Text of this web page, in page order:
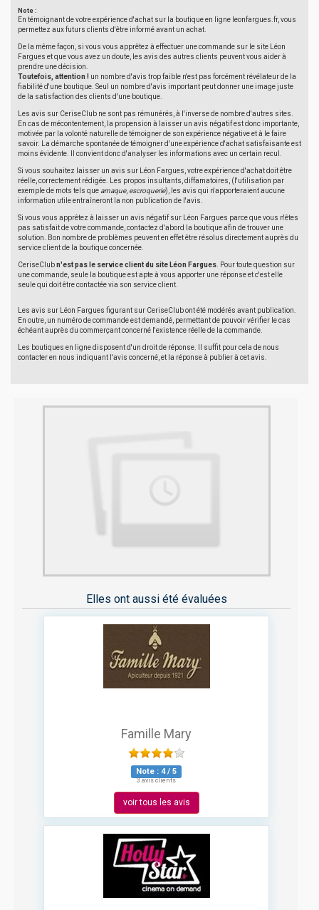
Note :
En témoignant de votre expérience d'achat sur la boutique en ligne leonfargues.fr, vous
permettez aux futurs clients d'être informé avant un achat.
De la même façon, si vous vous apprêtez à effectuer une commande sur le site Léon
Fargues et que vous avez un doute, les avis des autres clients peuvent vous aider à
prendre une décision.
Toutefois, attention ! un nombre d'avis trop faible n'est pas forcément révélateur de la
fiabilité d'une boutique. Seul un nombre d'avis important peut donner une image juste
de la satisfaction des clients d'une boutique.
Les avis sur CeriseClub ne sont pas rémunérés, à l'inverse de nombre d'autres sites.
En cas de mécontentement, la propension à laisser un avis négatif est donc importante,
motivée par la volonté naturelle de témoigner de son expérience négative et à le faire
savoir. La démarche spontanée de témoigner d'une expérience d'achat satisfaisante est
moins évidente. Il convient donc d'analyser les informations avec un certain recul.
Si vous souhaitez laisser un avis sur Léon Fargues, votre expérience d'achat doit être
réelle, correctement rédigée. Les propos insultants, diffamatoires, (l'utilisation par
exemple de mots tels que arnaque, escroquerie), les avis qui n'apporteraient aucune
information utile entraîneront la non publication de l'avis.
Si vous vous apprêtez à laisser un avis négatif sur Léon Fargues parce que vous n'êtes
pas satisfait de votre commande, contactez d'abord la boutique afin de trouver une
solution. Bon nombre de problèmes peuvent en effet être résolus directement auprès du
service client de la boutique concernée.
CeriseClubn'est pas le service client du site Léon Fargues . Pour toute question sur
une commande, seule la boutique est apte à vous apporter une réponse et c'est elle
seule qui doit être contactée via son service client.
Les avis sur Léon Fargues figurant sur CeriseClub ont été modérés avant publication.
En outre, un numéro de commande est demandé, permettant de pouvoir vérifier le cas
échéant auprès du commerçant concerné l'existence réelle de la commande.
Les boutiques en ligne disposent d'un droit de réponse. Il suffit pour cela de nous
contacter en nous indiquant l'avis concerné, et la réponse à publier à cet avis.
Elles ont aussi été évaluées
Famille Mary
Note : 4/ 5
3 avis clients
voir tous les avis